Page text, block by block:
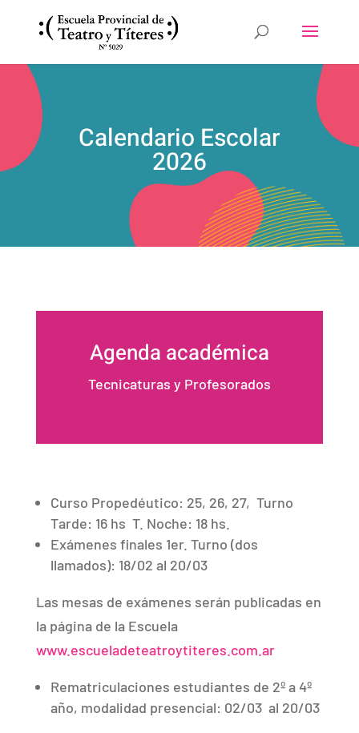
Calendario Escolar
2026
Agenda académica
Tecnicaturas y Profesorados
Curso Propedéutico: 25, 26, 27, Turno
Tarde: 16 hs T. Noche: 18 hs.
Exámenes finales 1er. Turno (dos
llamados): 18/02 al 20/03
Las mesas de exámenes serán publicadas en
la página de la Escuela
www.escueladeteatroytiteres.com.ar
Rematriculaciones estudiantes de 2º a 4º
año, modalidad presencial: 02/03 al 20/03